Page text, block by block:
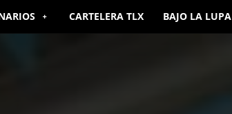
CARTELERA TLX BAJO LA LUPA